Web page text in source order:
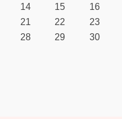
14 15
16
21 22
23
28 29
30